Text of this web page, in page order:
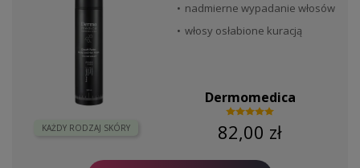
KAŻDY RODZAJ SKÓRY
nadmierne wypadanie włosów
włosy osłabione kuracją
Dermomedica
82,00 zł